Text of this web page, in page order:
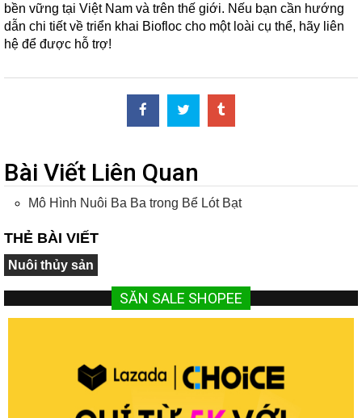
bền vững tại Việt Nam và trên thế giới. Nếu bạn cần hướng
dẫn chi tiết về triển khai Biofloc cho một loài cụ thể, hãy liên
hệ để được hỗ trợ!
Bài Viết Liên Quan
Mô Hình Nuôi Ba Ba trong Bể Lót Bạt
THẺ BÀI VIẾT
Nuôi thủy sản
SĂN SALE SHOPEE